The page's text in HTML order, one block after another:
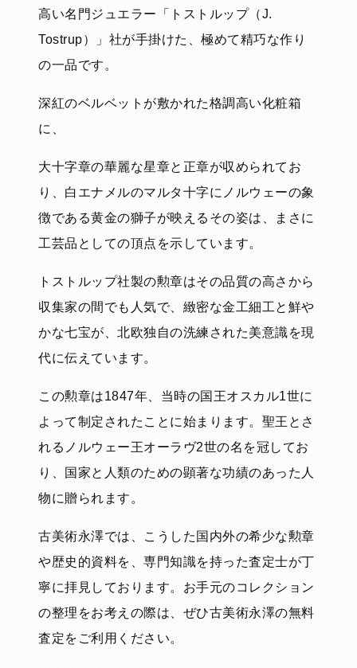
高い名門ジュエラー「トストルップ（J.
Tostrup）」社が手掛けた、極めて精巧な作り
の一品です。
深紅のベルベットが敷かれた格調高い化粧箱
に、
大十字章の華麗な星章と正章が収められてお
り、白エナメルのマルタ十字にノルウェーの象
徴である黄金の獅子が映えるその姿は、まさに
工芸品としての頂点を示しています。
トストルップ社製の勲章はその品質の高さから
収集家の間でも人気で、緻密な金工細工と鮮や
かな七宝が、北欧独自の洗練された美意識を現
代に伝えています。
この勲章は1847年、当時の国王オスカル1世に
よって制定されたことに始まります。聖王とさ
れるノルウェー王オーラヴ2世の名を冠してお
り、国家と人類のための顕著な功績のあった人
物に贈られます。
古美術永澤では、こうした国内外の希少な勲章
や歴史的資料を、専門知識を持った査定士が丁
寧に拝見しております。お手元のコレクション
の整理をお考えの際は、ぜひ古美術永澤の無料
査定をご利用ください。